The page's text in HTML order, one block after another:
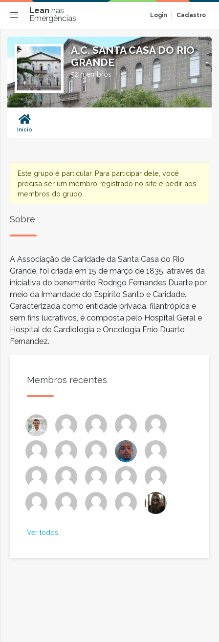
Lean nas
Emergências
Login Cadastro
A.C. SANTA CASA DO RIO
GRANDE
52 membros
Início
Este grupo é particular. Para participar dele, você
precisa ser um membro registrado no site e pedir aos
membros do grupo.
Sobre
A Associação de Caridade da Santa Casa do Rio
Grande, foi criada em 15 de março de 1835, através da
iniciativa do benemérito Rodrigo Fernandes Duarte por
meio da Irmandade do Espírito Santo e Caridade.
Caracterizada como entidade privada, filantrópica e
sem fins lucrativos, é composta pelo Hospital Geral e
Hospital de Cardiologia e Oncologia Enio Duarte
Fernandez.
Membros recentes
Ver todos